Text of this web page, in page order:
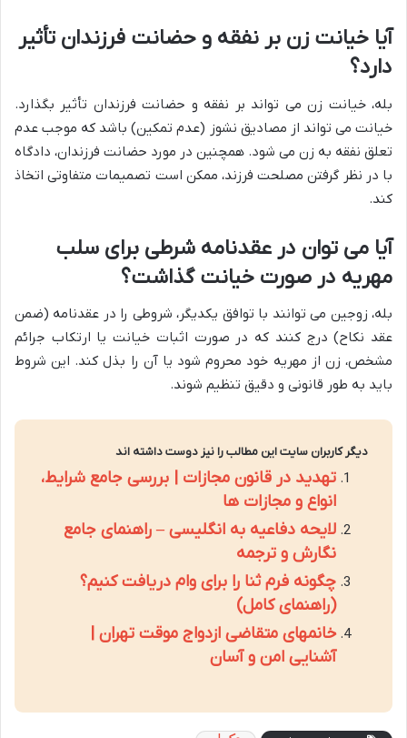
آیا خیانت زن بر نفقه و حضانت فرزندان تأثیر
دارد؟
بله، خیانت زن می تواند بر نفقه و حضانت فرزندان تأثیر بگذارد.
خیانت می تواند از مصادیق نشوز (عدم تمکین) باشد که موجب عدم
تعلق نفقه به زن می شود. همچنین در مورد حضانت فرزندان، دادگاه
با در نظر گرفتن مصلحت فرزند، ممکن است تصمیمات متفاوتی اتخاذ
کند.
آیا می توان در عقدنامه شرطی برای سلب
مهریه در صورت خیانت گذاشت؟
بله، زوجین می توانند با توافق یکدیگر، شروطی را در عقدنامه (ضمن
عقد نکاح) درج کنند که در صورت اثبات خیانت یا ارتکاب جرائم
مشخص، زن از مهریه خود محروم شود یا آن را بذل کند. این شروط
باید به طور قانونی و دقیق تنظیم شوند.
دیگر کاربران سایت این مطالب را نیز دوست داشته اند
تهدید در قانون مجازات | بررسی جامع شرایط،
انواع و مجازات ها
لایحه دفاعیه به انگلیسی – راهنمای جامع
نگارش و ترجمه
چگونه فرم ثنا را برای وام دریافت کنیم؟
(راهنمای کامل)
خانمهای متقاضی ازدواج موقت تهران |
آشنایی امن و آسان